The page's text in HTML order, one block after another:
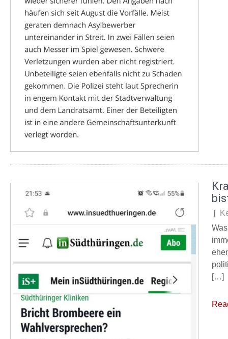
[…]